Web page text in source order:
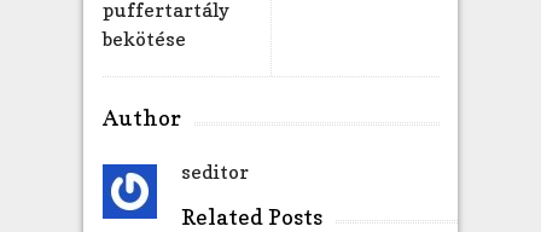
puffertartály
bekötése
Author
seditor
Related Posts